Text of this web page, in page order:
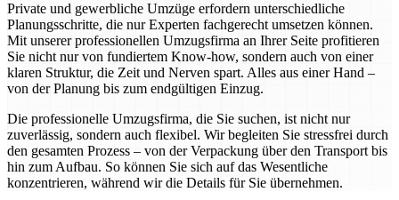
Private und gewerbliche Umzüge erfordern unterschiedliche
Planungsschritte, die nur Experten fachgerecht umsetzen können.
Mit unserer professionellen Umzugsfirma an Ihrer Seite profitieren
Sie nicht nur von fundiertem Know-how, sondern auch von einer
klaren Struktur, die Zeit und Nerven spart. Alles aus einer Hand –
von der Planung bis zum endgültigen Einzug.
Die professionelle Umzugsfirma, die Sie suchen, ist nicht nur
zuverlässig, sondern auch flexibel. Wir begleiten Sie stressfrei durch
den gesamten Prozess – von der Verpackung über den Transport bis
hin zum Aufbau. So können Sie sich auf das Wesentliche
konzentrieren, während wir die Details für Sie übernehmen.